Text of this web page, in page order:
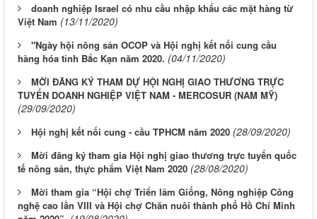
doanh nghiệp Israel có nhu cầu nhập khẩu các mặt hàng từ
Việt Nam (13/11/2020)
"Ngày hội nông sản OCOP và Hội nghị kết nối cung cầu
hàng hóa tỉnh Bắc Kạn năm 2020. (04/11/2020)
MỜI ĐĂNG KÝ THAM DỰ HỘI NGHỊ GIAO THƯƠNG TRỰC
TUYẾN DOANH NGHIỆP VIỆT NAM - MERCOSUR (NAM MỸ)
(29/09/2020)
Hội nghị kết nối cung - cầu TPHCM năm 2020 (28/09/2020)
Mời đăng ký tham gia Hội nghị giao thương trực tuyến quốc
tế nông sản, thực phẩm Việt Nam 2020 (28/08/2020)
Mời tham gia “Hội chợ Triển lãm Giống, Nông nghiệp Công
nghệ cao lần VIII và Hội chợ Chăn nuôi thành phố Hồ Chí Minh